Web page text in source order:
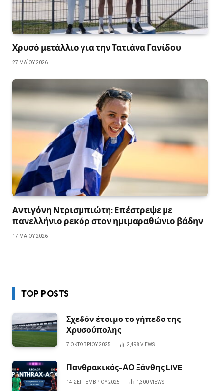
Χρυσό μετάλλιο για την Τατιάνα Γανίδου
27 ΜΑΪ́ΟΥ 2026
Αντιγόνη Ντρισμπιώτη: Επέστρεψε με
πανελλήνιο ρεκόρ στον ημιμαραθώνιο βάδην
17 ΜΑΪ́ΟΥ 2026
TOP POSTS
Σχεδόν έτοιμο το γήπεδο της
Χρυσούπολης
7 ΟΚΤΩΒΡΊΟΥ 2025 2,498 VIEWS
Πανθρακικός-ΑΟ Ξάνθης LIVE
14 ΣΕΠΤΕΜΒΡΊΟΥ 2025 1,300VIEWS